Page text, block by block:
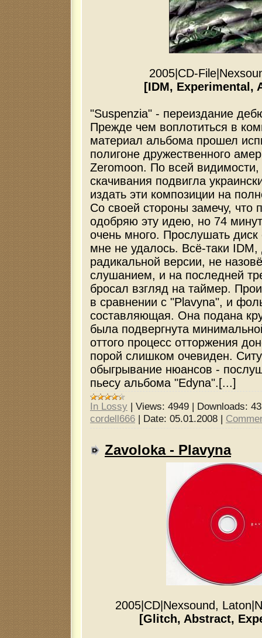
2005 CD-File
[IDM, Experimental,
"Suspenzia" - переиздание
Прежде чем воплотиться в
материал альбома прошел
полигоне дружественного
Zeromoon. По всей видимости,
скачивания подвигла
издать эти композиции на
Со своей стороны замечу, что
одобряю эту идею, но 74
очень много. Прослушать диск
мне не удалось. Всё-таки
радикальной версии, не
слушанием, и на последней
бросал взгляд на таймер.
в сравнении с "Plavyna", и
составляющая. Она подана
была подвергнута
оттого процесс отторжения
порой слишком очевиден.
обыгрывание нюансов -
пьесу альбома "Edyna".[...]
In Lossy | Views: 4949 | Downloads:
cordell666 | Date: 05.01.2008 |
Zavoloka - Plavyna
2005| CD| Nexsound, Laton
[Glitch, Abstract,